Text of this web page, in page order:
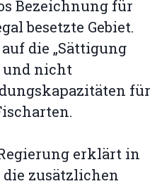
Bezeichnung für
besetzte Gebiet.
die „Sättigung
und nicht
für
erklärt in
die zusätzlichen